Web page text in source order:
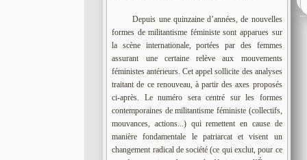
Depuis une quinzaine d’années, de nouvelles
formes de militantisme féministe sont apparues sur
la scène internationale, portées par des femmes
assurant une certaine relève aux mouvements
féministes antérieurs. Cet appel sollicite des analyses
traitant de ce renouveau, à partir des axes proposés
ci-après. Le numéro sera centré sur les formes
contemporaines de militantisme féministe (collectifs,
mouvances, actions...) qui remettent en cause de
manière fondamentale le patriarcat et visent un
changement radical de société (ce qui exclut, pour ce